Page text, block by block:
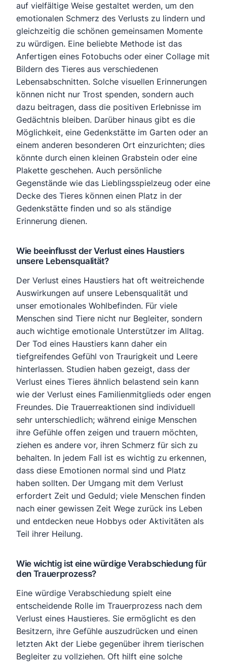
auf vielfältige Weise gestaltet werden, um den
emotionalen Schmerz des Verlusts zu lindern und
gleichzeitig die schönen gemeinsamen Momente
zu würdigen. Eine beliebte Methode ist das
Anfertigen eines Fotobuchs oder einer Collage mit
Bildern des Tieres aus verschiedenen
Lebensabschnitten. Solche visuellen Erinnerungen
können nicht nur Trost spenden, sondern auch
dazu beitragen, dass die positiven Erlebnisse im
Gedächtnis bleiben. Darüber hinaus gibt es die
Möglichkeit, eine Gedenkstätte im Garten oder an
einem anderen besonderen Ort einzurichten; dies
könnte durch einen kleinen Grabstein oder eine
Plakette geschehen. Auch persönliche
Gegenstände wie das Lieblingsspielzeug oder eine
Decke des Tieres können einen Platz in der
Gedenkstätte finden und so als ständige
Erinnerung dienen.
Wie beeinflusst der Verlust eines Haustiers
unsere Lebensqualität?
Der Verlust eines Haustiers hat oft weitreichende
Auswirkungen auf unsere Lebensqualität und
unser emotionales Wohlbefinden. Für viele
Menschen sind Tiere nicht nur Begleiter, sondern
auch wichtige emotionale Unterstützer im Alltag.
Der Tod eines Haustiers kann daher ein
tiefgreifendes Gefühl von Traurigkeit und Leere
hinterlassen. Studien haben gezeigt, dass der
Verlust eines Tieres ähnlich belastend sein kann
wie der Verlust eines Familienmitglieds oder engen
Freundes. Die Trauerreaktionen sind individuell
sehr unterschiedlich; während einige Menschen
ihre Gefühle offen zeigen und trauern möchten,
ziehen es andere vor, ihren Schmerz für sich zu
behalten. In jedem Fall ist es wichtig zu erkennen,
dass diese Emotionen normal sind und Platz
haben sollten. Der Umgang mit dem Verlust
erfordert Zeit und Geduld; viele Menschen finden
nach einer gewissen Zeit Wege zurück ins Leben
und entdecken neue Hobbys oder Aktivitäten als
Teil ihrer Heilung.
Wie wichtig ist eine würdige Verabschiedung für
den Trauerprozess?
Eine würdige Verabschiedung spielt eine
entscheidende Rolle im Trauerprozess nach dem
Verlust eines Haustieres. Sie ermöglicht es den
Besitzern, ihre Gefühle auszudrücken und einen
letzten Akt der Liebe gegenüber ihrem tierischen
Begleiter zu vollziehen. Oft hilft eine solche